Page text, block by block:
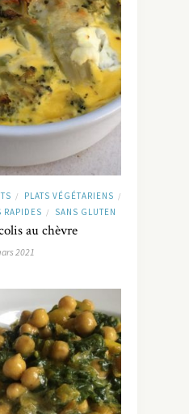
/ PLATS VÉGÉTARIENS /
RAPIDES / SANS GLUTEN
au chèvre
2021